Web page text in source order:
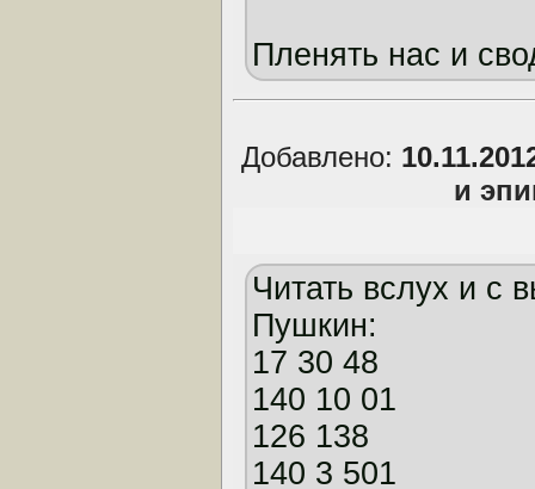
Пленять нас и
Добавлено:
и
Читать вслух и с
Пушкин:
17 30 48
140 10 01
126 138
140 3 501